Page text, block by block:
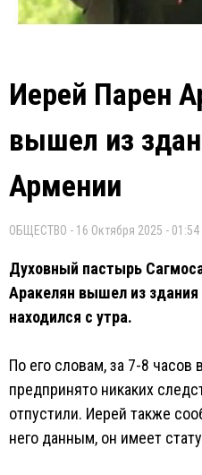
Иерей Парен
вышел из
Армении
ОБЩЕСТВО - 16 Октября 2025 -
Духовный пастырь
Аракелян вышел из
находился с утра.
По его словам, за 7-8
предпринято никаких
отпустили. Иерей также
него данным, он имеет